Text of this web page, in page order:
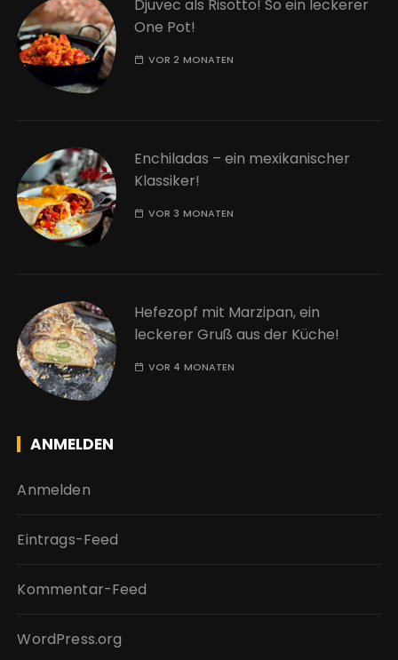
Djuvec als Risotto! So ein leckerer
One Pot!
VOR 2 MONATEN
Enchiladas – ein mexikanischer
Klassiker!
VOR 3 MONATEN
Hefezopf mit Marzipan, ein
leckerer Gruß aus der Küche!
VOR 4 MONATEN
ANMELDEN
Anmelden
Eintrags-Feed
Kommentar-Feed
WordPress.org